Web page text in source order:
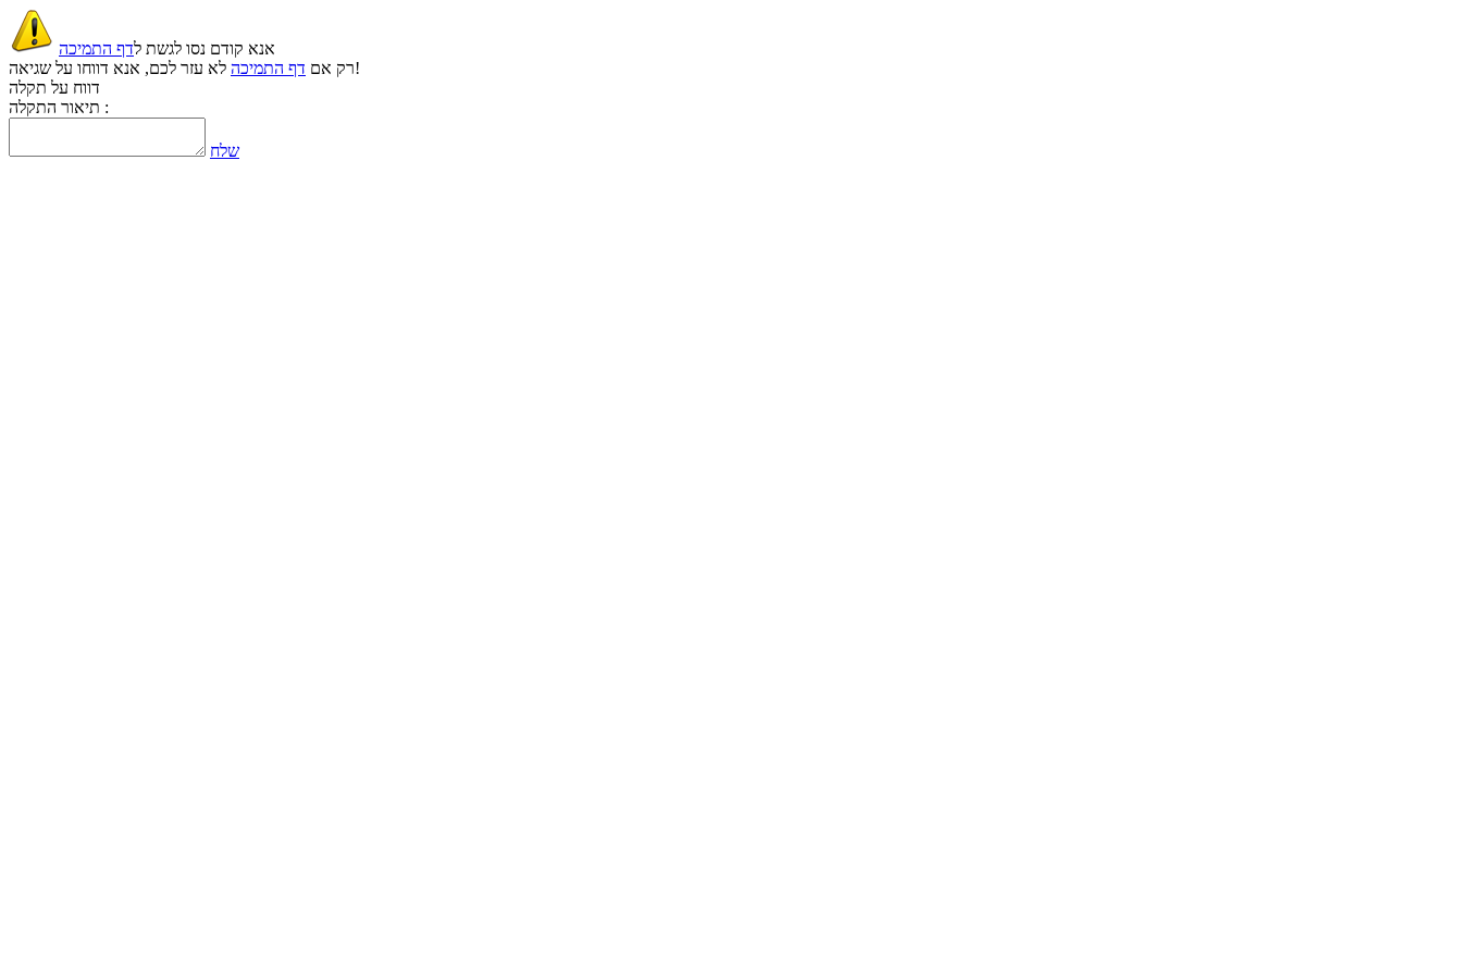
אנא קודם נסו לגשת לדף התמיכה
רק אם דף התמיכה
לא עזר לכם, אנא דווחו על שגיאה!
דווח על תקלה
תיאור התקלה :
שלח